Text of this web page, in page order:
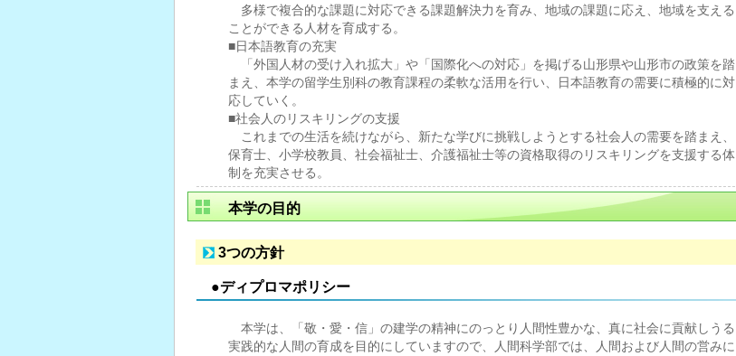
多様で複合的な課題に対応できる課題解決力を育み、地域の課題に応え、地域を支える
ことができる人材を育成する。
■日本語教育の充実
「外国人材の受け入れ拡大」や「国際化への対応」を掲げる山形県や山形市の政策を踏
まえ、本学の留学生別科の教育課程の柔軟な活用を行い、日本語教育の需要に積極的に対
応していく。
■社会人のリスキリングの支援
これまでの生活を続けながら、新たな学びに挑戦しようとする社会人の需要を踏まえ、
保育士、小学校教員、社会福祉士、介護福祉士等の資格取得のリスキリングを支援する体
制を充実させる。
本学の目的
3つの方針
●ディプロマポリシー
本学は、「敬・愛・信」の建学の精神にのっとり人間性豊かな、真に社会に貢献しうる
実践的な人間の育成を目的にしていますので、人間科学部では、人間および人間の営みに